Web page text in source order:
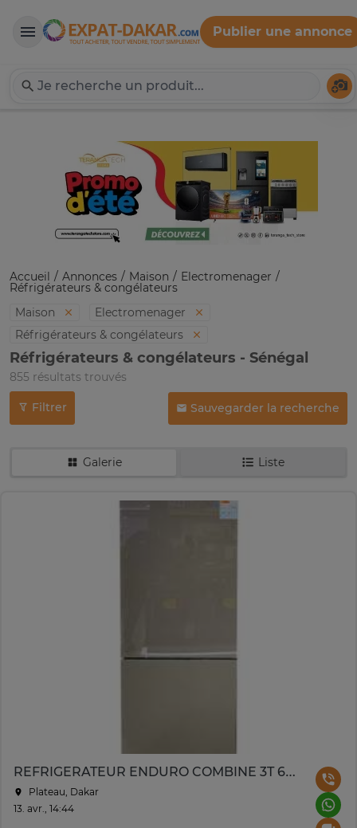
Expat-Dakar
Publier une annonce
Accueil Annonces Maison Electromenager
Réfrigérateurs & congélateurs
Maison
Electromenager
Réfrigérateurs & congélateurs
Réfrigérateurs & congélateurs - Sénégal
855 résultats trouvés
Filtrer Sauvegarder la recherche
Galerie Liste
REFRIGERATEUR ENDURO COMBINE 3T 600L NOFROST FULL OPTION A+
Plateau, Dakar
13. avr., 14:44